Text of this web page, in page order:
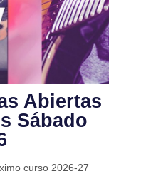
Abiertas
Sábado
curso 2026-27